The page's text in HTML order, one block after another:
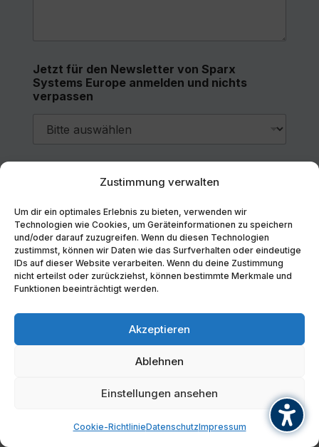
Zustimmung verwalten
Um dir ein optimales Erlebnis zu bieten, verwenden wir
Technologien wie Cookies, um Geräteinformationen zu speichern
und/oder darauf zuzugreifen. Wenn du diesen Technologien
zustimmst, können wir Daten wie das Surfverhalten oder eindeutige
IDs auf dieser Website verarbeiten. Wenn du deine Zustimmung
nicht erteilst oder zurückziehst, können bestimmte Merkmale und
Funktionen beeinträchtigt werden.
Akzeptieren
Ablehnen
Einstellungen ansehen
Cookie-RichtlinieDatenschutzImpressum
Jetzt für den Newsletter von Sparx
Systems Europe anmelden und nichts
verpassen
Mit der Eingabe meiner Daten erkläre ich mich
einverstanden, dass SparxSystems Europe mich
ausschließlich zur Bearbeitung und Beantwortung
meiner Anfrage kontaktiert. Mit meiner
Zustimmung zum Newsletter erkläre ich mich
einverstanden, von SparxSystems Europe über
neue Produkte und Dienstleistungen informiert zu
jederzeit und mit jeder E-Mail abbestellen.
Absenden